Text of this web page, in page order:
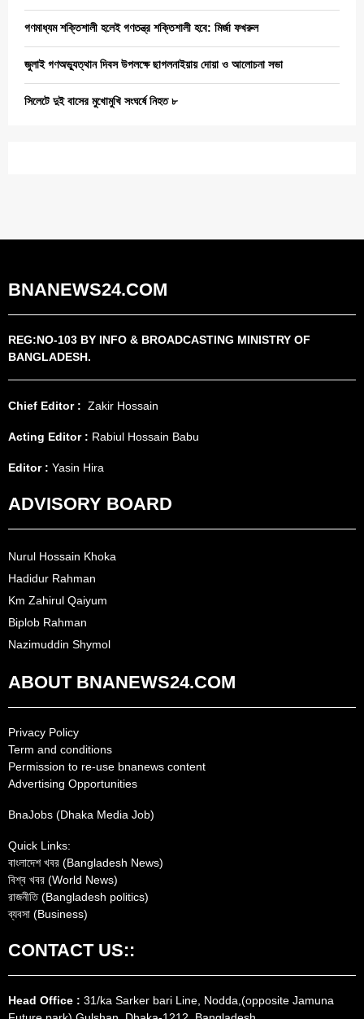
গণমাধ্যম শক্তিশালী হলেই গণতন্ত্র শক্তিশালী হবে: মির্জা ফখরুল
জুলাই গণঅভ্যুত্থান দিবস উপলক্ষে ছাগলনাইয়ায় দোয়া ও আলোচনা সভা
সিলেটে দুই বাসের মুখোমুখি সংঘর্ষে নিহত ৮
BNANEWS24.COM
REG:NO-103 BY INFO & BROADCASTING MINISTRY OF
BANGLADESH.
Chief Editor : Zakir Hossain
Acting Editor : Rabiul Hossain Babu
Editor : Yasin Hira
ADVISORY BOARD
Nurul Hossain Khoka
Hadidur Rahman
Km Zahirul Qaiyum
Biplob Rahman
Nazimuddin Shymol
ABOUT BNANEWS24.COM
Privacy Policy
Term and conditions
Permission to re-use bnanews content
Advertising Opportunities
BnaJobs (Dhaka Media Job)
Quick Links:
বাংলাদেশ খবর (Bangladesh News)
বিশ্ব খবর (World News)
রাজনীতি (Bangladesh politics)
ব্যবসা (Business)
CONTACT US::
Head Office : 31/ka Sarker bari Line, Nodda,(opposite Jamuna